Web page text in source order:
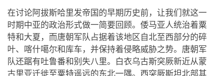
在讨论阿拔斯哈里发帝国的早期历史前，让我们就这一
时期中亚的政治形式做一简要回顾。倭马亚人统治着粟
特和大夏，而唐朝军队占据着该地区自北至西部分的碎
叶、喀什噶尔和库车，并保持着侵略威胁之势。唐朝军
队还踞有吐鲁番和别失八里。白衣乌古斯突厥新近从蒙
古里亚迁徙至粟特遥远的东北一隅。西突厥斯坦北部其